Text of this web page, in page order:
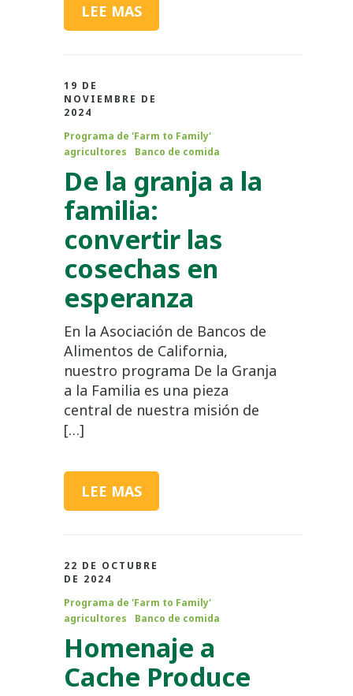
LEE MAS
19 DE
NOVIEMBRE DE
2024
Programa de 'Farm to Family'
agricultores
Banco de comida
De la granja a la
familia:
convertir las
cosechas en
esperanza
En la Asociación de Bancos de
Alimentos de California,
nuestro programa De la Granja
a la Familia es una pieza
central de nuestra misión de
[…]
LEE MAS
22 DE OCTUBRE
DE 2024
Programa de 'Farm to Family'
agricultores
Banco de comida
Homenaje a
Cache Produce